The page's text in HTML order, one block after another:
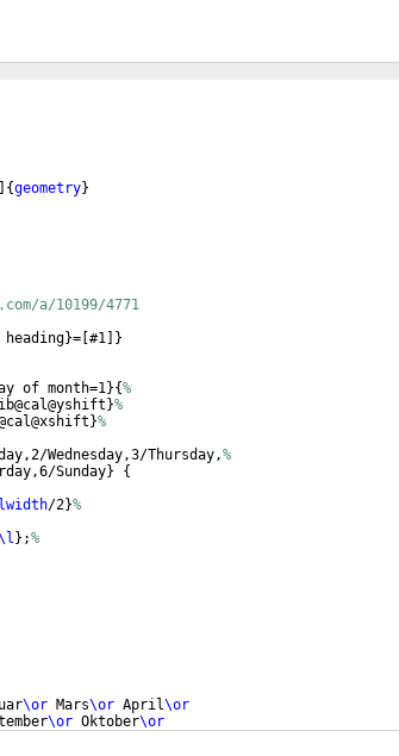
{geometry}
a/10199/4771
heading}= #1 ]}
of month=1}{%
}%
}%
Wednesday,3/Thursday,%
Sunday}
{
/2}%
} ;%
\or Mars\or April\or
\or Oktober\or